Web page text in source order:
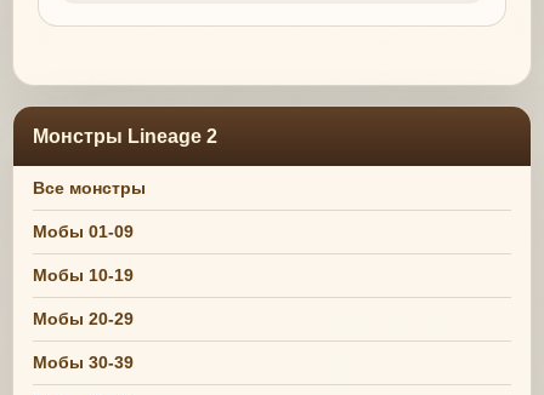
Монстры Lineage 2
Все монстры
Мобы 01-09
Мобы 10-19
Мобы 20-29
Мобы 30-39